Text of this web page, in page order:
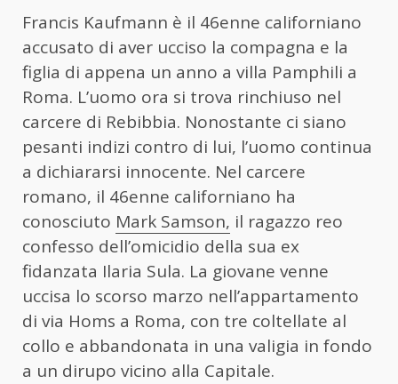
Francis Kaufmann è il 46enne californiano
accusato di aver ucciso la compagna e la
figlia di appena un anno a villa Pamphili a
Roma. L’uomo ora si trova rinchiuso nel
carcere di Rebibbia. Nonostante ci siano
pesanti indizi contro di lui, l’uomo continua
a dichiararsi innocente. Nel carcere
romano, il 46enne californiano ha
conosciuto Mark Samson, il ragazzo reo
confesso dell’omicidio della sua ex
fidanzata Ilaria Sula. La giovane venne
uccisa lo scorso marzo nell’appartamento
di via Homs a Roma, con tre coltellate al
collo e abbandonata in una valigia in fondo
a un dirupo vicino alla Capitale.